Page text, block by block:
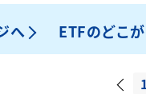
へ ETFのどこ